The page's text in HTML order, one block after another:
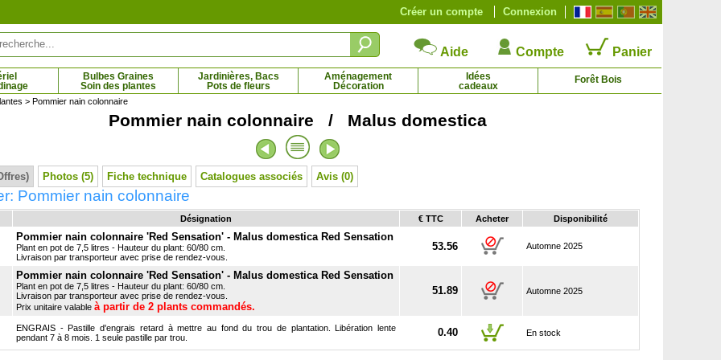
Connexion
Créer un compte
Aide Compte Panier
Bulbes Graines
Soin des plantes
Jardinières, Bacs
Pots de fleurs
Aménagement
Décoration
Idées
cadeaux
Forêt Bois
Kit Plantes aromatiques
> Pommier nain colonnaire
Pommier nain colonnaire / Malus domestica
Photos (5) Fiche technique Catalogues associés Avis (0)
Pommier nain colonnaire
Désignation € TTC Acheter Disponibilité
Pommier nain colonnaire 'Red Sensation' - Malus domestica Red Sensation
Plant en pot de 7,5 litres - Hauteur du plant: 60/80 cm.
Livraison par transporteur avec prise de rendez-vous.
53.56 Automne 2025
Pommier nain colonnaire 'Red Sensation' - Malus domestica Red Sensation
Plant en pot de 7,5 litres - Hauteur du plant: 60/80 cm.
Livraison par transporteur avec prise de rendez-vous.
Prix unitaire valable à partir de 2 plants commandés.
51.89 Automne 2025
ENGRAIS - Pastille d'engrais retard à mettre au fond du trou de plantation. Libération lente
pendant 7 à 8 mois. 1 seule pastille par trou.
0.40 En stock